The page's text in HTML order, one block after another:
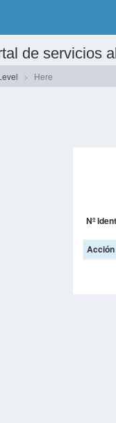
de servicios
Here
Nº
Acción